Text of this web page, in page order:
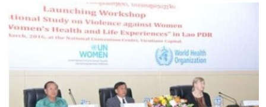
ເອເຊຍ
ອິດສະຫຼະພາບດ້ານການຂ່າວ
ຊຸມຊົນຊາວລາວ
ວິທະຍາສາດ-ເທັກໂນໂລຈີ